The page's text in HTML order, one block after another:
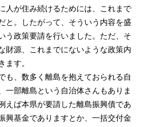
人が住み続けるためには、これまで
と。したがって、そういう内容を盛
う政策要請を行いました。ただ、そ
財源、これまでにないような政策内
ます。
も、数多く離島を抱えておられる自
一部離島という自治体さんもありま
えば本県が要請した離島振興債であ
興基金でありますとか、一括交付金